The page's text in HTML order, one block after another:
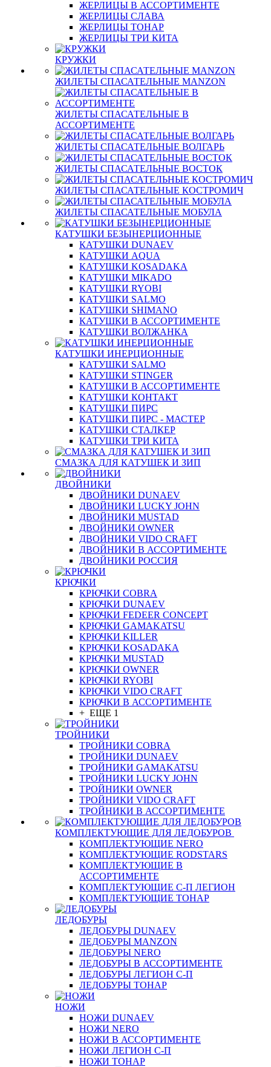
ЖЕРЛИЦЫ В АССОРТИМЕНТЕ
ЖЕРЛИЦЫ СЛАВА
ЖЕРЛИЦЫ ТОНАР
ЖЕРЛИЦЫ ТРИ КИТА
КРУЖКИ
ЖИЛЕТЫ СПАСАТЕЛЬНЫЕ MANZON
ЖИЛЕТЫ СПАСАТЕЛЬНЫЕ В
АССОРТИМЕНТЕ
ЖИЛЕТЫ СПАСАТЕЛЬНЫЕ ВОЛГАРЬ
ЖИЛЕТЫ СПАСАТЕЛЬНЫЕ ВОСТОК
ЖИЛЕТЫ СПАСАТЕЛЬНЫЕ КОСТРОМИЧ
ЖИЛЕТЫ СПАСАТЕЛЬНЫЕ МОБУЛА
КАТУШКИ БЕЗЫНЕРЦИОННЫЕ
КАТУШКИ DUNAEV
КАТУШКИ AQUA
КАТУШКИ KOSADAKA
КАТУШКИ MIKADO
КАТУШКИ RYOBI
КАТУШКИ SALMO
КАТУШКИ SHIMANO
КАТУШКИ В АССОРТИМЕНТЕ
КАТУШКИ ВОЛЖАНКА
КАТУШКИ ИНЕРЦИОННЫЕ
КАТУШКИ SALMO
КАТУШКИ STINGER
КАТУШКИ В АССОРТИМЕНТЕ
КАТУШКИ КОНТАКТ
КАТУШКИ ПИРС
КАТУШКИ ПИРС - МАСТЕР
КАТУШКИ СТАЛКЕР
КАТУШКИ ТРИ КИТА
СМАЗКА ДЛЯ КАТУШЕК И ЗИП
ДВОЙНИКИ
ДВОЙНИКИ DUNAEV
ДВОЙНИКИ LUCKY JOHN
ДВОЙНИКИ MUSTAD
ДВОЙНИКИ OWNER
ДВОЙНИКИ VIDO CRAFT
ДВОЙНИКИ В АССОРТИМЕНТЕ
ДВОЙНИКИ РОССИЯ
КРЮЧКИ
КРЮЧКИ COBRA
КРЮЧКИ DUNAEV
КРЮЧКИ FEDEER CONCEPT
КРЮЧКИ GAMAKATSU
КРЮЧКИ KILLER
КРЮЧКИ KOSADAKA
КРЮЧКИ MUSTAD
КРЮЧКИ OWNER
КРЮЧКИ RYOBI
КРЮЧКИ VIDO CRAFT
КРЮЧКИ В АССОРТИМЕНТЕ
+ ЕЩЕ 1
ТРОЙНИКИ
ТРОЙНИКИ COBRA
ТРОЙНИКИ DUNAEV
ТРОЙНИКИ GAMAKATSU
ТРОЙНИКИ LUCKY JOHN
ТРОЙНИКИ OWNER
ТРОЙНИКИ VIDO CRAFT
ТРОЙНИКИ В АССОРТИМЕНТЕ
КОМПЛЕКТУЮЩИЕ ДЛЯ ЛЕДОБУРОВ
КОМПЛЕКТУЮЩИЕ NERO
КОМПЛЕКТУЮЩИЕ RODSTARS
КОМПЛЕКТУЮЩИЕ В
АССОРТИМЕНТЕ
КОМПЛЕКТУЮЩИЕ С-П ЛЕГИОН
КОМПЛЕКТУЮЩИЕ ТОНАР
ЛЕДОБУРЫ
ЛЕДОБУРЫ DUNAEV
ЛЕДОБУРЫ MANZON
ЛЕДОБУРЫ NERO
ЛЕДОБУРЫ В АССОРТИМЕНТЕ
ЛЕДОБУРЫ ЛЕГИОН С-П
ЛЕДОБУРЫ ТОНАР
НОЖИ
НОЖИ DUNAEV
НОЖИ NERO
НОЖИ В АССОРТИМЕНТЕ
НОЖИ ЛЕГИОН С-П
НОЖИ ТОНАР